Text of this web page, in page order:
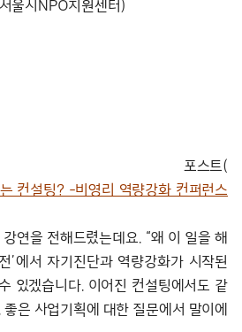
울시NPO지원센터)
포스트(
컨설팅? -비영리 역량강화 컨퍼런스
연을 전해드렸는데요. “왜 이 일을 해
’에서 자기진단과 역량강화가 시작된
있겠습니다. 이어진 컨설팅에서도 같
은 사업기획에 대한 질문에서 말이에